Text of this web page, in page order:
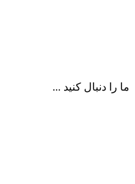
ما را دنبال کنید ...